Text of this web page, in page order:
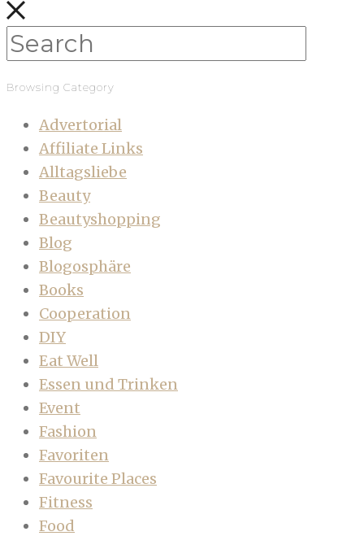
Browsing Category
Advertorial
Affiliate Links
Alltagsliebe
Beauty
Beautyshopping
Blog
Blogosphäre
Books
Cooperation
DIY
Eat Well
Essen und Trinken
Event
Fashion
Favoriten
Favourite Places
Fitness
Food